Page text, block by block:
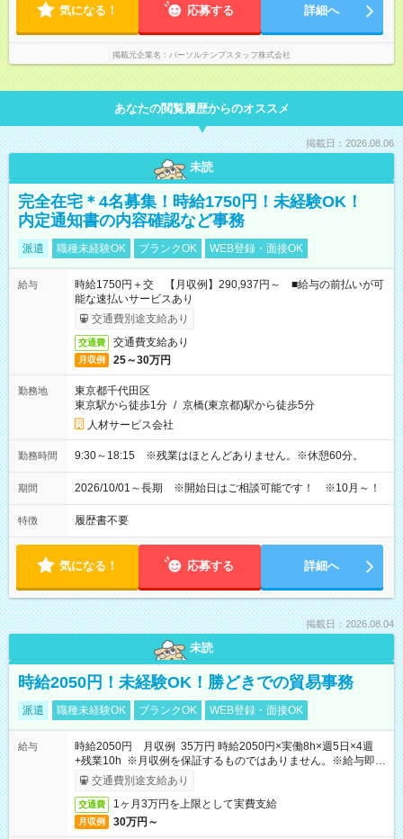
気になる！ 応募する 詳細へ
掲載元企業名 パーソルテンプスタッフ株式会社
あなたの閲覧履歴からのオススメ
掲載日：2026.08.06
未読
完全在宅＊4名募集！時給1750円！未経験OK！
内定通知書の内容確認など事務
派遣 職種未経験OK ブランクOK WEB登録・面接OK
給与
時給1750円＋交 【月収例】290,937円～ ■給与の前払いが可
能な速払いサービスあり
交通費別途支給あり
交通費 交通費支給あり
月収例 25～30万円
勤務地
東京都千代田区
東京駅から徒歩1分 / 京橋(東京都)駅から徒歩5分
人材サービス会社
勤務時間 9:30～18:15 ※残業はほとんどありません。※休憩60分。
期間 2026/10/01～長期 ※開始日はご相談可能です！ ※10月～！
特徴 履歴書不要
気になる！ 応募する 詳細へ
掲載日：2026.08.04
未読
時給2050円！未経験OK！勝どきでの貿易事務
派遣 職種未経験OK ブランクOK WEB登録・面接OK
給与
時給2050円 月収例 35万円 時給2050円×実働8h×週5日×4週
+残業10h ※月収例を保証するものではありません。※給与即受
取りサービス利用可（利用条件有）
交通費別途支給あり
交通費 1ヶ月3万円を上限として実費支給
月収例 30万円～